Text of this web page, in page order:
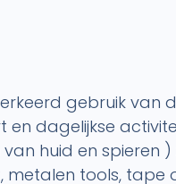
gebruik van
dagelijkse
huid en spieren )
metalen tools, tape